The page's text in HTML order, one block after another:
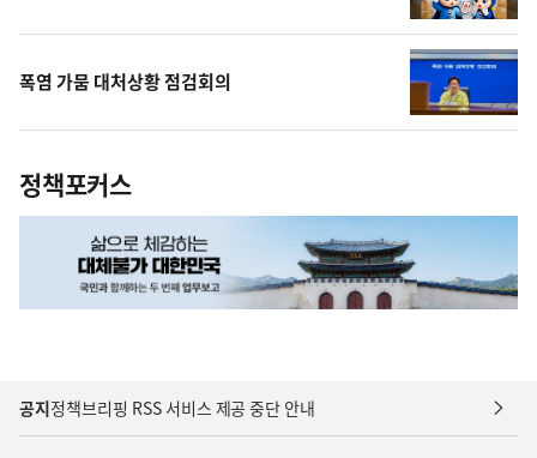
폭염 가뭄 대처상황 점검회의
정책포커스
공지정책브리핑 RSS 서비스 제공 중단 안내